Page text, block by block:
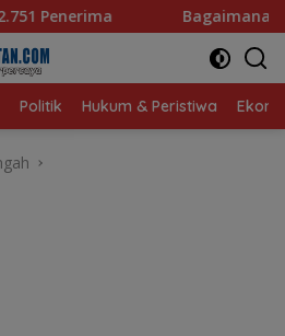
KIP Hadapi Deepfake dan
Politik Hukum & Peristiwa